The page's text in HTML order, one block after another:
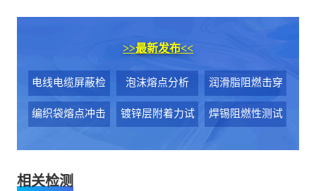
>>最新发布<<
电线电缆屏蔽检
测
泡沫熔点分析 润滑脂阻燃击穿
电压试验
编织袋熔点冲击 镀锌层附着力试 焊锡阻燃性测试
相关检测